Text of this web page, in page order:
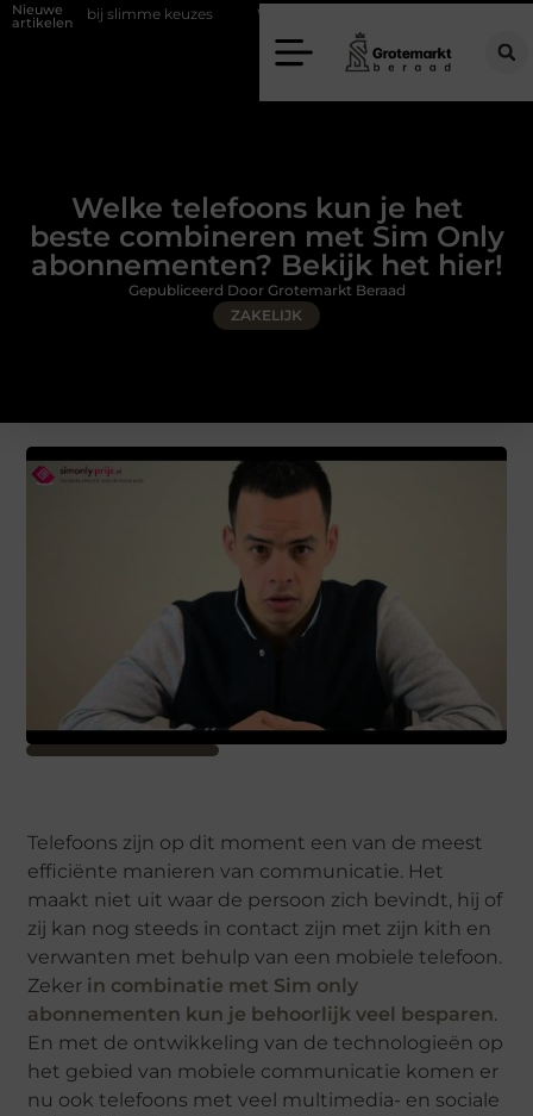
Nieuwe
artikelen
keuzes Waarom kiezen voor een rijschool in Utrecht?
Welke telefoons kun je het
beste combineren met Sim Only
abonnementen? Bekijk het hier!
ZAKELIJK
Gepubliceerd Door Grotemarkt Beraad
Telefoons zijn op dit moment een van de meest
efficiënte manieren van communicatie. Het
maakt niet uit waar de persoon zich bevindt, hij of
zij kan nog steeds in contact zijn met zijn kith en
verwanten met behulp van een mobiele telefoon.
Zeker in combinatie met Sim only
abonnementen kun je behoorlijk veel besparen.
En met de ontwikkeling van de technologieën op
het gebied van mobiele communicatie komen er
nu ook telefoons met veel multimedia- en sociale